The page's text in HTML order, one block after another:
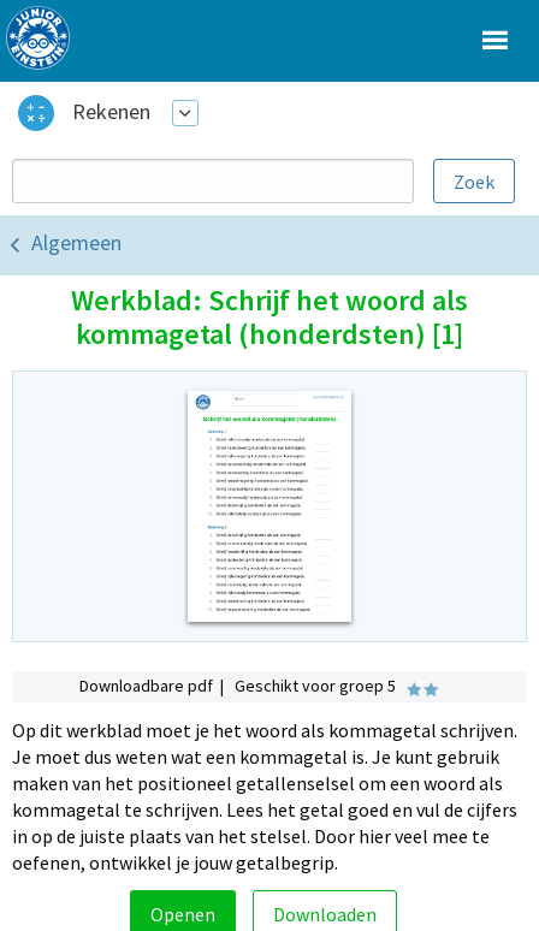
Rekenen
Algemeen
Werkblad: Schrijf het woord als
kommagetal (honderdsten) [1]
Downloadbare pdf | Geschikt voor groep 5
Op dit werkblad moet je het woord als kommagetal schrijven.
Je moet dus weten wat een kommagetal is. Je kunt gebruik
maken van het positioneel getallenselsel om een woord als
kommagetal te schrijven. Lees het getal goed en vul de cijfers
in op de juiste plaats van het stelsel. Door hier veel mee te
oefenen, ontwikkel je jouw getalbegrip.
Openen Downloaden